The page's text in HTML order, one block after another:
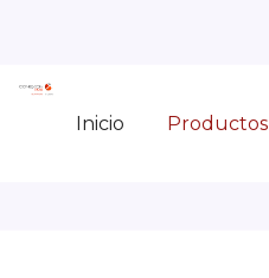
Inicio Productos